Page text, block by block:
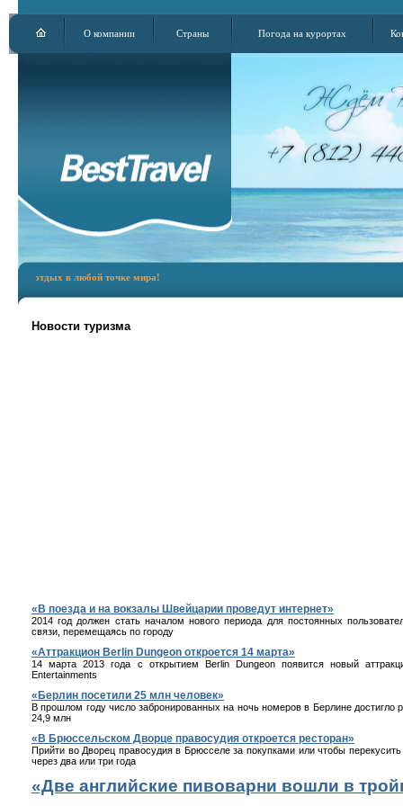
О компании Страны Погода на курортах
отдых в любой точке мира!
Новости туризма
«В поезда и на вокзалы Швейцарии проведут интернет»
2014 год должен стать началом нового периода для постоянных
связи, перемещаясь по городу
«Аттракцион Berlin Dungeon откроется 14 марта»
14 марта 2013 года с открытием Berlin Dungeon появится новый
Entertainments
«Берлин посетили 25 млн человек»
В прошлом году число забронированных на ночь номеров в Берлине достигло
24,9 млн
«В Брюссельском Дворце правосудия откроется ресторан»
Прийти во Дворец правосудия в Брюсселе за покупками или чтобы
через два или три года
«Две английские пивоварни вошли в